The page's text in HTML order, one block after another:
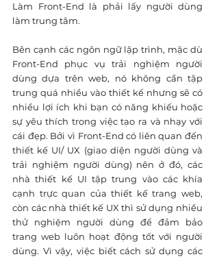
Làm Front-End là phải lấy người dùng
làm trung tâm.
Bên cạnh các ngôn ngữ lập trình, mặc dù
Front-End phục vụ trải nghiệm người
dùng dựa trên web, nó không cần tập
trung quá nhiều vào thiết kế nhưng sẽ có
nhiều lợi ích khi bạn có năng khiếu hoặc
sự yêu thích trong việc tạo ra và nhạy với
cái đẹp. Bởi vì Front-End có liên quan đến
thiết kế UI/ UX (giao diện người dùng và
trải nghiệm người dùng) nên ở đó, các
nhà thiết kế UI tập trung vào các khía
cạnh trực quan của thiết kế trang web,
còn các nhà thiết kế UX thì sử dụng nhiều
thử nghiệm người dùng để đảm bảo
trang web luôn hoạt động tốt với người
dùng. Vì vậy, việc biết cách sử dụng các